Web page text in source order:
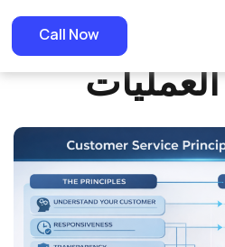
Call Now